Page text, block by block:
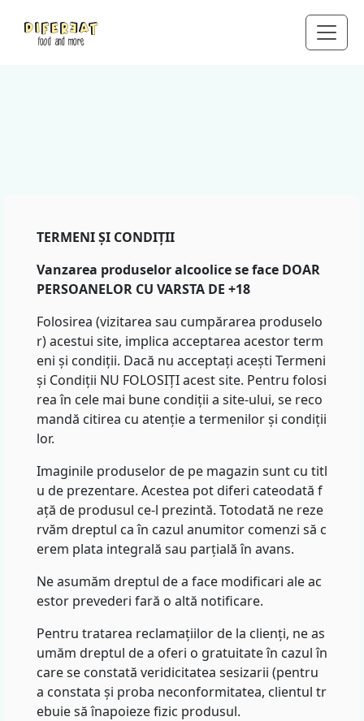
TERMENI ȘI CONDIȚII
Vanzarea produselor alcoolice se face DOAR
PERSOANELOR CU VARSTA DE +18​
Folosirea (vizitarea sau cumpărarea produselo
r) acestui site, implica acceptarea acestor term
eni și condiții. Dacă nu acceptați acești Termeni
și Condiții NU FOLOSIȚI acest site. Pentru folosi
rea în cele mai bune condiții a site-ului, se reco
mandă citirea cu atenție a termenilor și condiții
lor.
Imaginile produselor de pe magazin sunt cu titl
u de prezentare. Acestea pot diferi cateodată f
ață de produsul ce-l prezintă. Totodată ne reze
rvăm dreptul ca în cazul anumitor comenzi să c
erem plata integrală sau parțială în avans.
Ne asumăm dreptul de a face modificari ale ac
estor prevederi fară o altă notificare.
Pentru tratarea reclamațiilor de la clienți, ne as
umăm dreptul de a oferi o gratuitate în cazul în
care se constată veridicitatea sesizarii (pentru
a constata și proba neconformitatea, clientul tr
ebuie să înapoieze fizic produsul.